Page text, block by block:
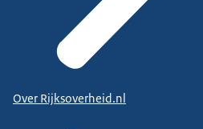
Over Rijksoverheid.nl